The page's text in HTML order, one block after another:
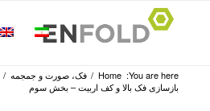
You are here:
Home
/ فک، صورت و جمجمه /
بازسازی فک بالا و کف اربیت – بخش سوم